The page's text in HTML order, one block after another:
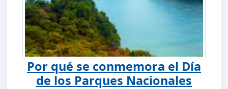
Por qué se conmemora el Día
de los Parques Nacionales